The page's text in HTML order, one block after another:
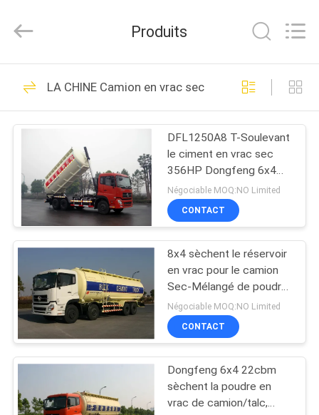
MAISON
PRODUITS
AU
SUJET
DE
NOUS
VISITE
D'USINE
CONTRÔLE
QUALITÉ
SPECIAL
PURPOSE
All
Reserved.
unité mobile
d'inspection de pont
20
Camion d'inspection
de pont
32
Produits
LA CHINE Camion en vrac sec
DFL1250A8 T-Soulevant
le ciment en vrac sec
356HP Dongfeng 6x4
22cbm/charbon en vrac
de transport de camion
Négociable MOQ:NO Limited
CONTACT
8x4 sèchent le réservoir
en vrac pour le camion
Sec-Mélangé de poudre
du transport 27cbm de
ciment
Négociable MOQ:NO Limited
CONTACT
Dongfeng 6x4 22cbm
sèchent la poudre en
vrac de camion/talc,